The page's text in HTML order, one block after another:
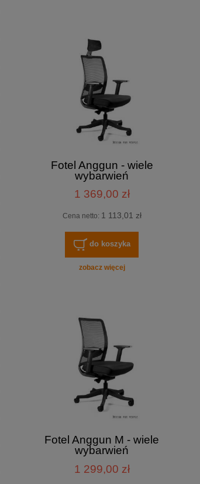
Fotel Anggun - wiele
wybarwień
1 369,00 zł
Cena netto: 1 113,01 zł
do koszyka
zobacz więcej
Fotel Anggun M - wiele
wybarwień
1 299,00 zł